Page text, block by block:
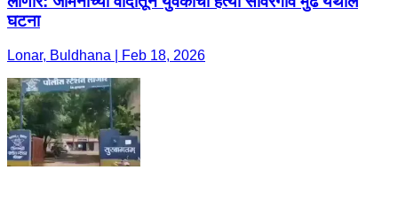
घटना
Lonar, Buldhana | Feb 18, 2026